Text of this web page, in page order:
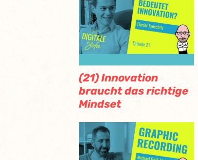
(21) Innovation
braucht das richtige
Mindset